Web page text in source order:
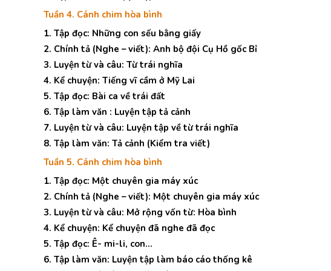
Tuần 4. Cánh chim hòa bình
1. Tập đọc: Những con sếu bằng giấy
2. Chính tả (Nghe – viết): Anh bộ đội Cụ Hồ gốc Bỉ
3. Luyện từ và câu: Từ trái nghĩa
4. Kể chuyện: Tiếng vĩ cầm ở Mỹ Lai
5. Tập đọc: Bài ca về trái đất
6. Tập làm văn : Luyện tập tả cảnh
7. Luyện từ và câu: Luyện tập về từ trái nghĩa
8. Tập làm văn: Tả cảnh (Kiểm tra viết)
Tuần 5. Cánh chim hòa bình
1. Tập đọc: Một chuyên gia máy xúc
2. Chính tả (Nghe – viết): Một chuyên gia máy xúc
3. Luyện từ và câu: Mở rộng vốn từ: Hòa bình
4. Kể chuyện: Kể chuyện đã nghe đã đọc
5. Tập đọc: Ê- mi-li, con…
6. Tập làm văn: Luyện tập làm báo cáo thống kê